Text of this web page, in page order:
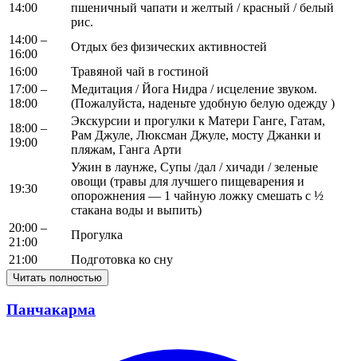
14:00
пшеничный чапати и желтый / красный / белый
рис.
14:00 –
16:00
Отдых без физических активностей
16:00
Травяной чай в гостиной
17:00 –
18:00
Медитация / Йога Нидра / исцеление звуком.
(Пожалуйста, наденьте удобную белую одежду )
18:00 –
19:00
Экскурсии и прогулки к Матери Ганге, Гатам,
Рам Джуле, Люксман Джуле, мосту Джанки и
пляжам, Ганга Арти
19:30
Ужин в лаунже, Супы /дал / хичади / зеленые
овощи (травы для лучшего пищеварения и
опорожнения — 1 чайную ложку смешать с ½
стакана воды и выпить)
20:00 –
21:00
Прогулка
21:00
Подготовка ко сну
Читать полностью
Панчакарма